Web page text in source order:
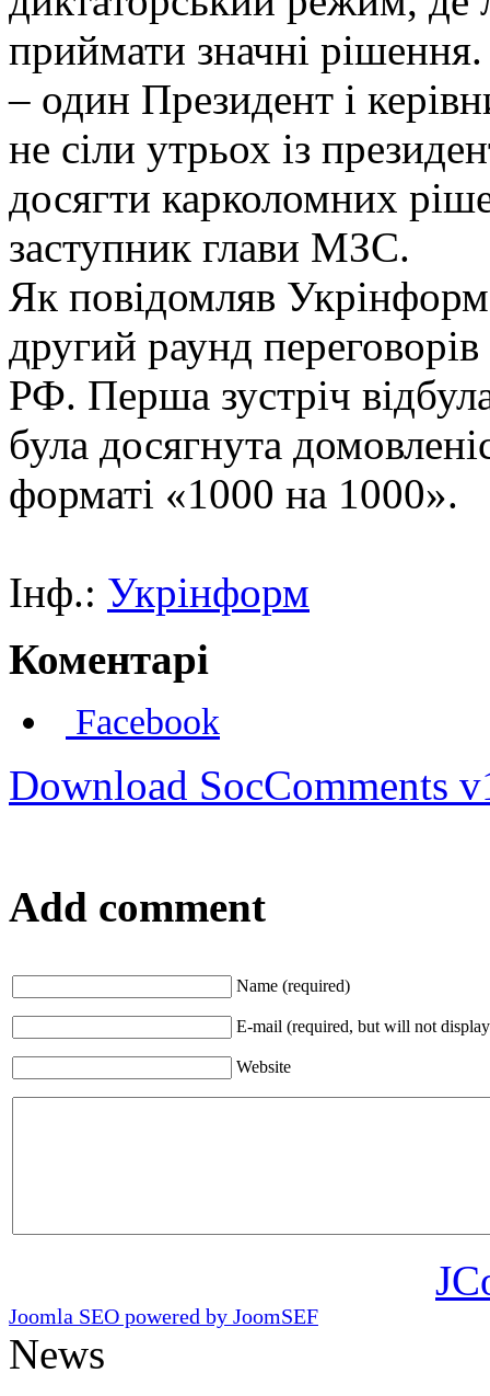
приймати значні
– один Президент і
не сіли утрьох із
досягти карколомних
заступник глави МЗС.
Як повідомляв
другий раунд
РФ. Перша зустріч
була досягнута
форматі «1000 на 1000».
Інф.: Укрінформ
Коментарі
Facebook
Download SocComments
Add comment
Name (required)
E-mail (required, but will not
Website
Joomla SEO powered by JoomSEF
News